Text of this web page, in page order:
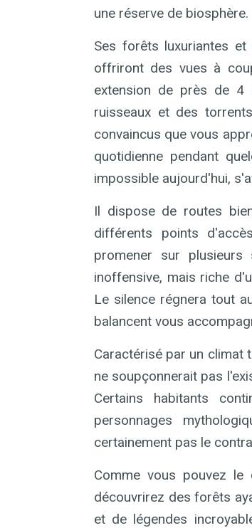
une réserve de biosphère.
Ses forêts luxuriantes et
offriront des vues à
extension de près de 4
ruisseaux et des
convaincus que vous
quotidienne pendant
impossible aujourd'hui,
Il dispose de routes
différents points
promener sur
inoffensive, mais riche
Le silence régnera tout
balancent vous
Caractérisé par un climat
ne soupçonnerait pas
Certains habitants
personnages
certainement pas le
Comme vous pouvez le
découvrirez des forêts
et de légendes